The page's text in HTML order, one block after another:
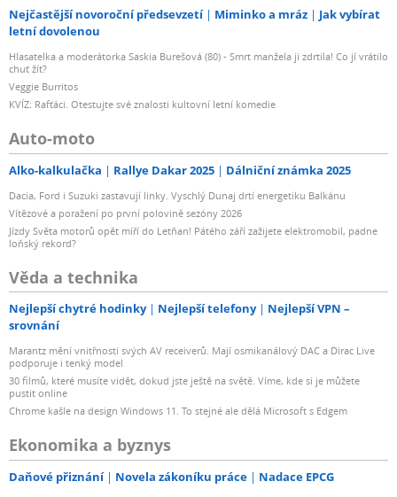
Nejčastější novoroční předsevzetí Miminko a mráz
Jak vybírat
letní dovolenou
Hlasatelka a moderátorka Saskia Burešová (80) - Smrt manžela ji zdrtila! Co jí vrátilo
chuť žít?
Veggie Burritos
KVÍZ: Rafťáci. Otestujte své znalosti kultovní letní komedie
Auto-moto
Alko-kalkulačka Rallye Dakar 2025 Dálniční známka 2025
Dacia, Ford i Suzuki zastavují linky. Vyschlý Dunaj drtí energetiku Balkánu
Vítězové a poražení po první polovině sezóny 2026
Jízdy Světa motorů opět míří do Letňan! Pátého září zažijete elektromobil, padne
loňský rekord?
Věda a technika
Nejlepší chytré hodinky Nejlepší telefony
Nejlepší VPN –
srovnání
Marantz mění vnitřnosti svých AV receiverů. Mají osmikanálový DAC a Dirac Live
podporuje i tenký model
30 filmů, které musíte vidět, dokud jste ještě na světě. Víme, kde si je můžete
pustit online
Chrome kašle na design Windows 11. To stejné ale dělá Microsoft s Edgem
Ekonomika a byznys
Daňové přiznání Novela zákoníku práce Nadace EPCG